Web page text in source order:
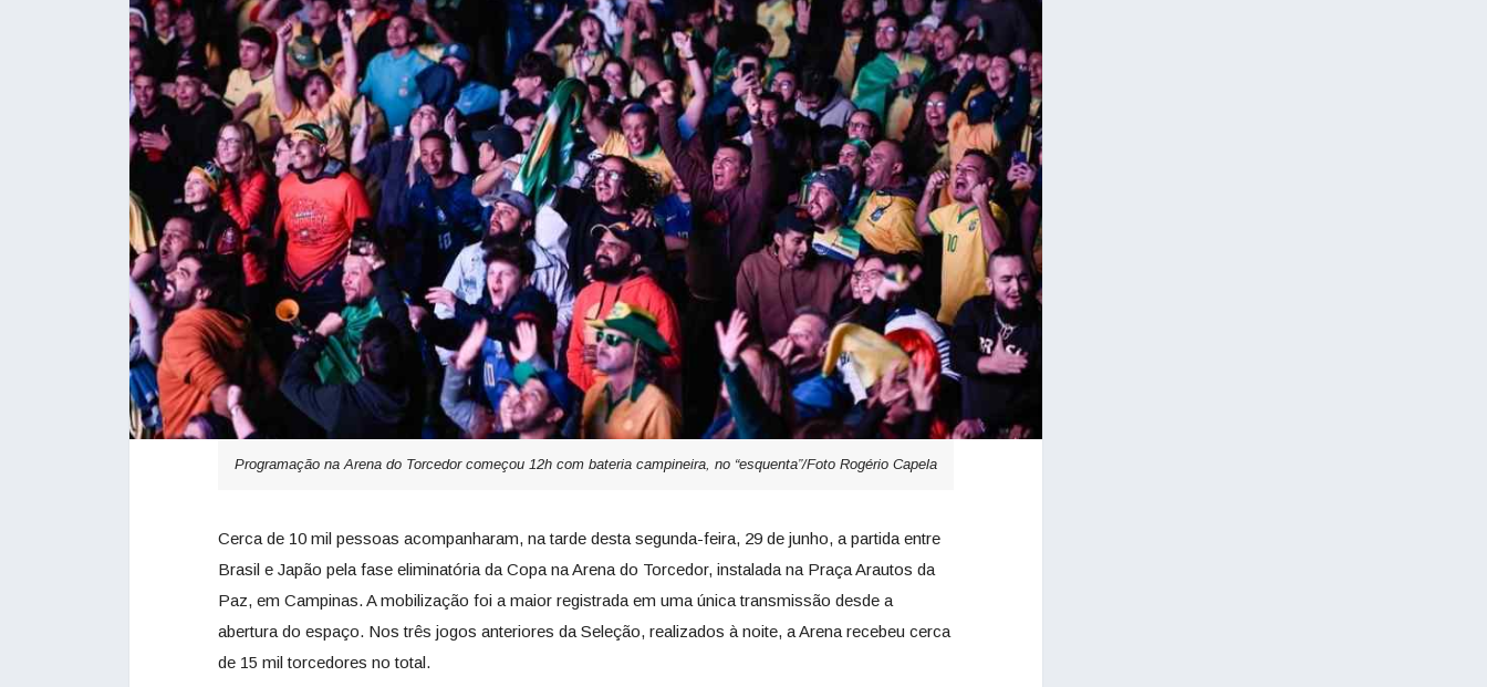
Programação na Arena do Torcedor começou 12h com bateria campineira, no “esquenta”/Foto Rogério Capela
Cerca de 10 mil pessoas acompanharam, na tarde desta segunda-feira, 29 de junho, a partida entre
Brasil e Japão pela fase eliminatória da Copa na Arena do Torcedor, instalada na Praça Arautos da
Paz, em Campinas. A mobilização foi a maior registrada em uma única transmissão desde a
abertura do espaço. Nos três jogos anteriores da Seleção, realizados à noite, a Arena recebeu cerca
de 15 mil torcedores no total.